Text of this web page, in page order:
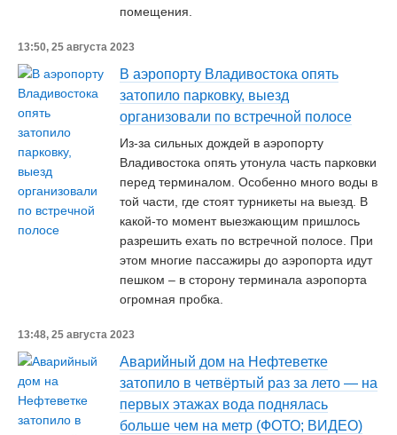
помещения.
13:50, 25 августа 2023
В аэропорту Владивостока опять
затопило парковку, выезд
организовали по встречной полосе
Из-за сильных дождей в аэропорту
Владивостока опять утонула часть парковки
перед терминалом. Особенно много воды в
той части, где стоят турникеты на выезд. В
какой-то момент выезжающим пришлось
разрешить ехать по встречной полосе. При
этом многие пассажиры до аэропорта идут
пешком – в сторону терминала аэропорта
огромная пробка.
13:48, 25 августа 2023
Аварийный дом на Нефтеветке
затопило в четвёртый раз за лето — на
первых этажах вода поднялась
больше чем на метр (ФОТО; ВИДЕО)